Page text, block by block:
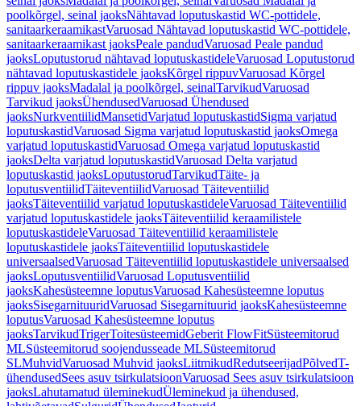
poolkõrgel, seinal jaoksNähtavad loputuskastid WC-pottidele,
sanitaarkeraamikastVaruosad Nähtavad loputuskastid WC-pottidele,
sanitaarkeraamikast jaoksPeale pandudVaruosad Peale pandud
jaoksLoputustorud nähtavad loputuskastideleVaruosad Loputustorud
nähtavad loputuskastidele jaoksKõrgel rippuvVaruosad Kõrgel
rippuv jaoksMadalal ja poolkõrgel, seinalTarvikudVaruosad
Tarvikud jaoksÜhendusedVaruosad Ühendused
jaoksNurkventiilidMansetidVarjatud loputuskastidSigma varjatud
loputuskastidVaruosad Sigma varjatud loputuskastid jaoksOmega
varjatud loputuskastidVaruosad Omega varjatud loputuskastid
jaoksDelta varjatud loputuskastidVaruosad Delta varjatud
loputuskastid jaoksLoputustorudTarvikudTäite- ja
loputusventiilidTäiteventiilidVaruosad Täiteventiilid
jaoksTäiteventiilid varjatud loputuskastideleVaruosad Täiteventiilid
varjatud loputuskastidele jaoksTäiteventiilid keraamilistele
loputuskastideleVaruosad Täiteventiilid keraamilistele
loputuskastidele jaoksTäiteventiilid loputuskastidele
universaalsedVaruosad Täiteventiilid loputuskastidele universaalsed
jaoksLoputusventiilidVaruosad Loputusventiilid
jaoksKahesüsteemne loputusVaruosad Kahesüsteemne loputus
jaoksSisegarnituuridVaruosad Sisegarnituurid jaoksKahesüsteemne
loputusVaruosad Kahesüsteemne loputus
jaoksTarvikudTrigerToitesüsteemidGeberit FlowFitSüsteemitorud
MLSüsteemitorud soojendusseade MLSüsteemitorud
SLMuhvidVaruosad Muhvid jaoksLiitmikudRedutseerijadPõlvedT-
ühendusedSees asuv tsirkulatsioonVaruosad Sees asuv tsirkulatsioon
jaoksLahutamatud üleminekudÜleminekud ja ühendused,